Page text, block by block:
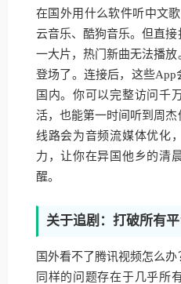
在国外用什么软件听中文
云音乐、酷狗音乐。但直
一大片，热门新曲无法播
登场了。连接后，这些App
国内。你可以完整访问千
活，也能第一时间听到周
线路会为音频流媒体优化
力，让你在异国他乡的清
醒。
关于追剧：打破所有
国外看不了腾讯视频怎么办
同样的问题存在于几乎所